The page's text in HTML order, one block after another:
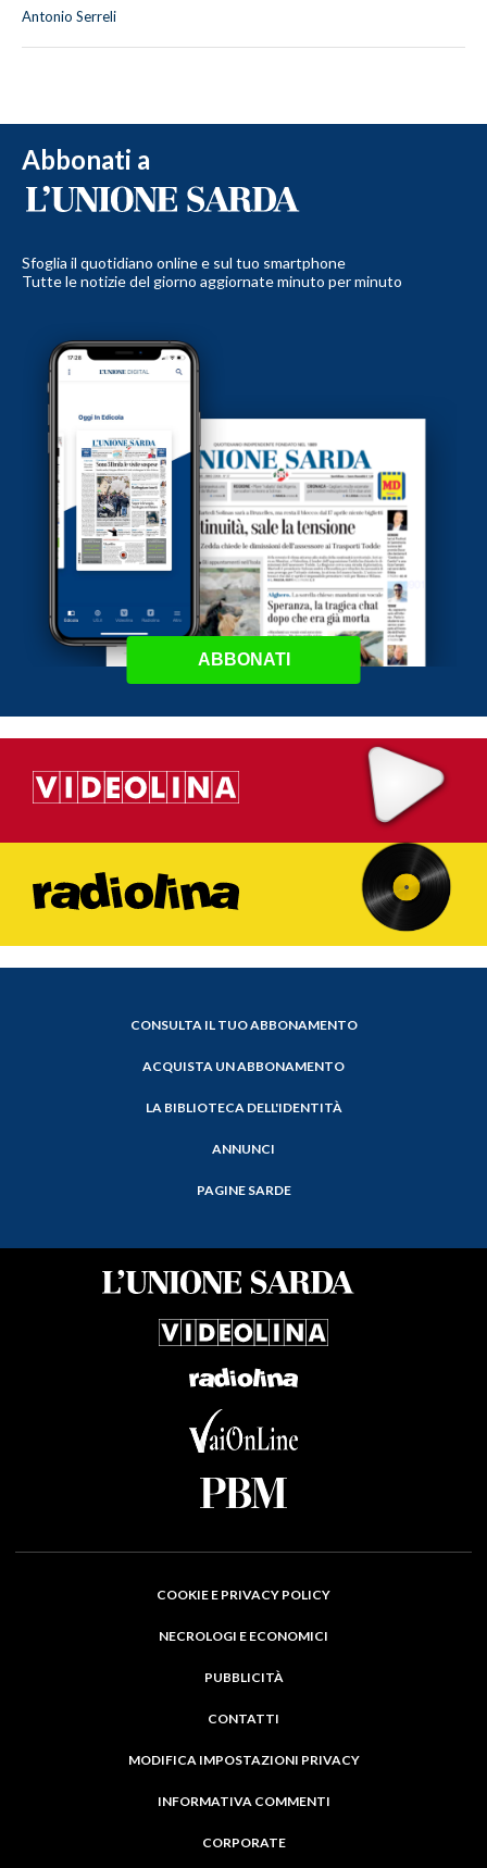
Antonio Serreli
Abbonati a
Sfoglia il quotidiano online e sul tuo smartphone
Tutte le notizie del giorno aggiornate minuto per minuto
ABBONATI
CONSULTA IL TUO ABBONAMENTO
ACQUISTA UN ABBONAMENTO
LA BIBLIOTECA DELL'IDENTITÀ
ANNUNCI
PAGINE SARDE
COOKIE E PRIVACY POLICY
NECROLOGI E ECONOMICI
PUBBLICITÀ
CONTATTI
MODIFICA IMPOSTAZIONI PRIVACY
INFORMATIVA COMMENTI
CORPORATE